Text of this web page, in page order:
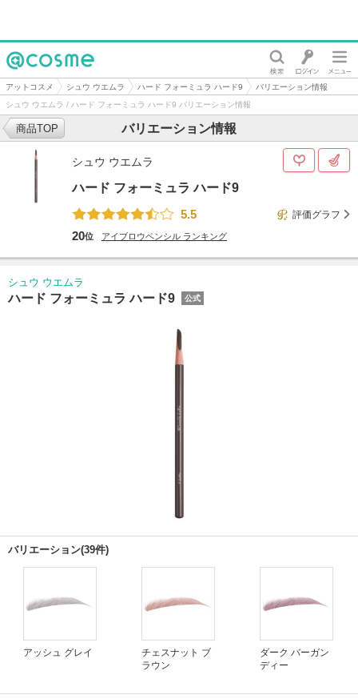
@cosme
アットコスメ シュウ ウエムラ ハード フォーミュラ ハード9
バリエーション情報
シュウ ウエムラ / ハード フォーミュラ ハード9 バリエーション情報
バリエーション情報
商品TOP
シュウ ウエムラ
ハード フォーミュラ ハード9
5.5
評価グラフ
20位 アイブロウペンシル ランキング
シュウ ウエムラ
ハード フォーミュラ ハード9 公式
バリエーション(39件)
アッシュ グレイ
チェスナット ブ
ラウン
ダーク バーガン
ディー